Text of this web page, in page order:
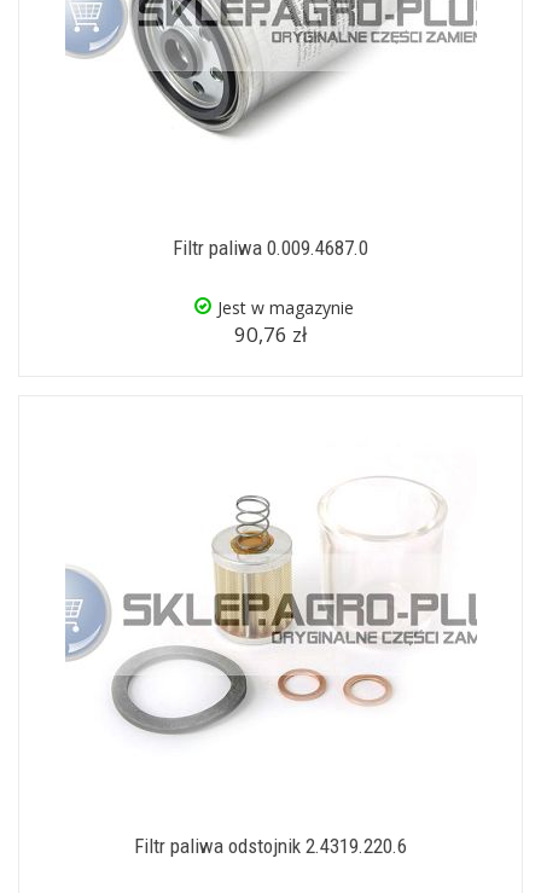
Filtr paliwa 0.009.4687.0
Jest w magazynie
90,76 zł
Filtr paliwa odstojnik 2.4319.220.6